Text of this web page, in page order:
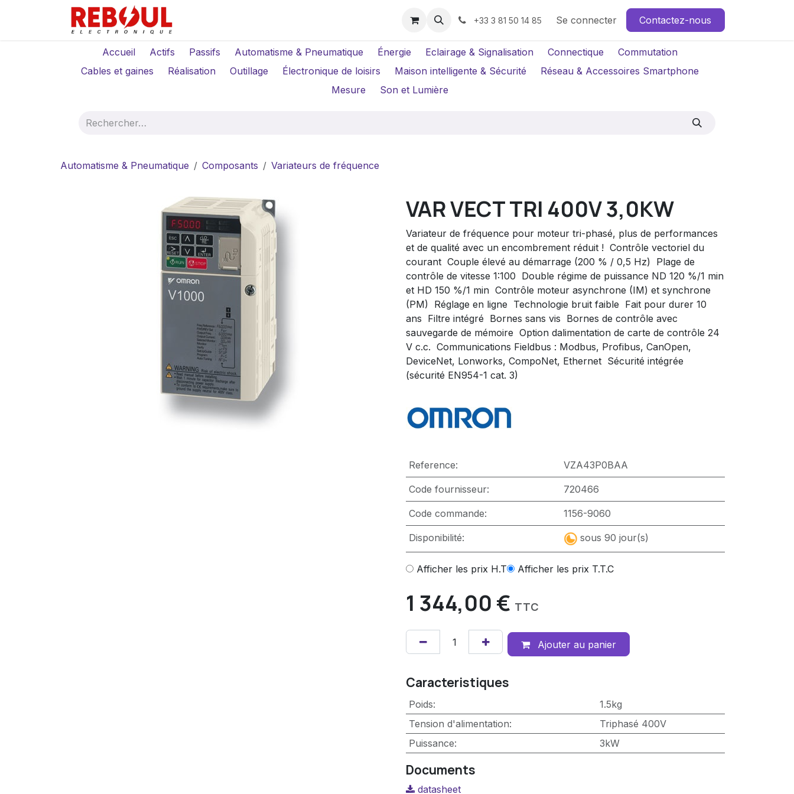
Se rendre au contenu
Location Caméras +33 3 81 50 14 85 Se connecter Contactez-nous
Accueil Actifs Passifs Automatisme & Pneumatique Énergie Eclairage & Signalisation Connectique
Commutation
Cables et gaines
Réalisation Outillage Électronique de loisirs Maison intelligente & Sécurité
Réseau & Accessoires Smartphone
Mesure
Son et Lumière
Automatisme & Pneumatique Composants Variateurs de fréquence
VAR VECT TRI 400V 3,0KW
Variateur de fréquence pour moteur tri-phasé, plus de performances
et de qualité avec un encombrement réduit !  Contrôle vectoriel du
courant  Couple élevé au démarrage (200 % / 0,5 Hz)  Plage de
contrôle de vitesse 1:100  Double régime de puissance ND 120 %/1 min
et HD 150 %/1 min  Contrôle moteur asynchrone (IM) et synchrone
(PM)  Réglage en ligne  Technologie bruit faible  Fait pour durer 10
ans  Filtre intégré  Bornes sans vis  Bornes de contrôle avec
sauvegarde de mémoire  Option dalimentation de carte de contrôle 24
V c.c.  Communications Fieldbus : Modbus, Profibus, CanOpen,
DeviceNet, Lonworks, CompoNet, Ethernet  Sécurité intégrée
(sécurité EN954-1 cat. 3)
Reference: VZA43P0BAA
Code fournisseur: 720466
Code commande: 1156-9060
Disponibilité: sous 90 jour(s)
Afficher les prix H.T Afficher les prix T.T.C
1 344,00 € TTC
Ajouter au panier
Caracteristiques
Poids:
1.5kg
Tension d'alimentation:
Triphasé 400V
Puissance: 3kW
Documents
datasheet